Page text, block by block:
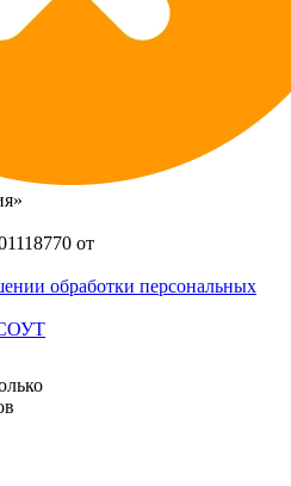
от
обработки персональных